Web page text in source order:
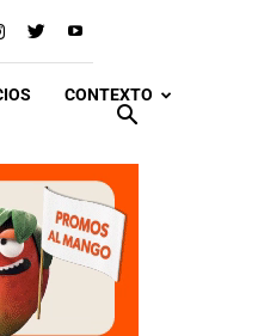
CONTEXTO